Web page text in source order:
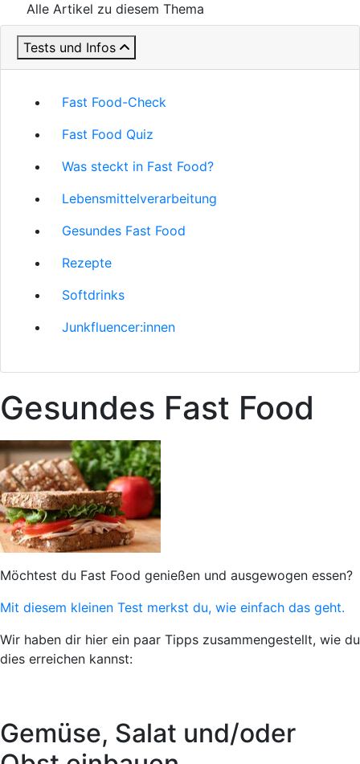
Alle Artikel zu diesem Thema
Tests und Infos
Fast Food-Check
Fast Food Quiz
Was steckt in Fast Food?
Lebensmittelverarbeitung
Gesundes Fast Food
Rezepte
Softdrinks
Junkfluencer:innen
Gesundes Fast Food
Möchtest du Fast Food genießen und ausgewogen essen?
Mit diesem kleinen Test merkst du, wie einfach das geht.
Wir haben dir hier ein paar Tipps zusammengestellt, wie du
dies erreichen kannst:
Gemüse, Salat und/oder